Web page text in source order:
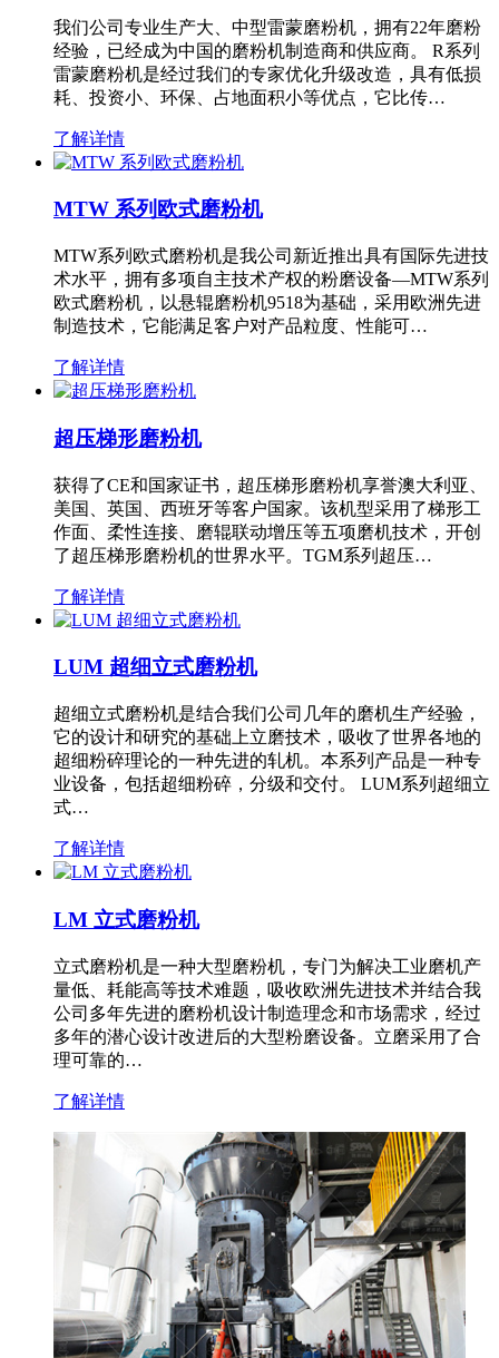
我们公司专业生产大、中型雷蒙磨粉机，拥有22年磨粉
经验，已经成为中国的磨粉机制造商和供应商。 R系列
雷蒙磨粉机是经过我们的专家优化升级改造，具有低损
耗、投资小、环保、占地面积小等优点，它比传…
了解详情
MTW 系列欧式磨粉机
MTW系列欧式磨粉机是我公司新近推出具有国际先进技
术水平，拥有多项自主技术产权的粉磨设备—MTW系列
欧式磨粉机，以悬辊磨粉机9518为基础，采用欧洲先进
制造技术，它能满足客户对产品粒度、性能可…
了解详情
超压梯形磨粉机
获得了CE和国家证书，超压梯形磨粉机享誉澳大利亚、
美国、英国、西班牙等客户国家。该机型采用了梯形工
作面、柔性连接、磨辊联动增压等五项磨机技术，开创
了超压梯形磨粉机的世界水平。TGM系列超压…
了解详情
LUM 超细立式磨粉机
超细立式磨粉机是结合我们公司几年的磨机生产经验，
它的设计和研究的基础上立磨技术，吸收了世界各地的
超细粉碎理论的一种先进的轧机。本系列产品是一种专
业设备，包括超细粉碎，分级和交付。 LUM系列超细立
式…
了解详情
LM 立式磨粉机
立式磨粉机是一种大型磨粉机，专门为解决工业磨机产
量低、耗能高等技术难题，吸收欧洲先进技术并结合我
公司多年先进的磨粉机设计制造理念和市场需求，经过
多年的潜心设计改进后的大型粉磨设备。立磨采用了合
理可靠的…
了解详情